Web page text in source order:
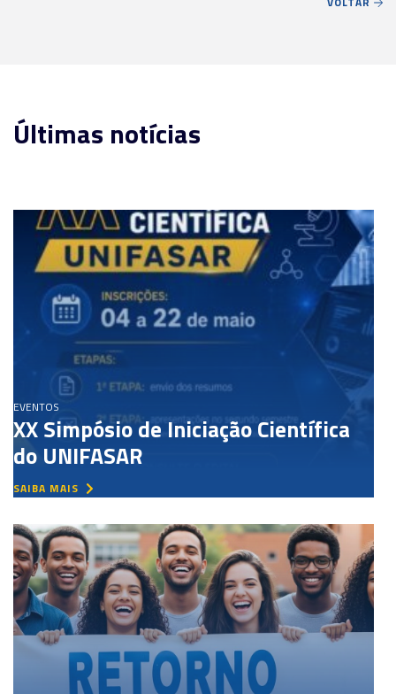
Últimas notícias
EVENTOS
XX Simpósio de Iniciação Científica
do UNIFASAR
SAIBA MAIS